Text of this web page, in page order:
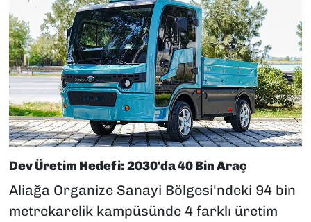
Dev Üretim Hedefi: 2030'da 40 Bin Araç
Aliağa Organize Sanayi Bölgesi'ndeki 94 bin
metrekarelik kampüsünde 4 farklı üretim